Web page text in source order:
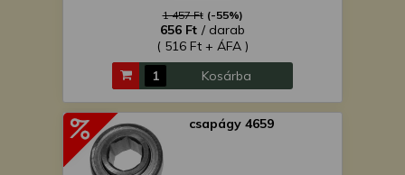
1 457 Ft (-55%)
656 Ft / darab
( 516 Ft + ÁFA )
Kosárba
csapágy 4659